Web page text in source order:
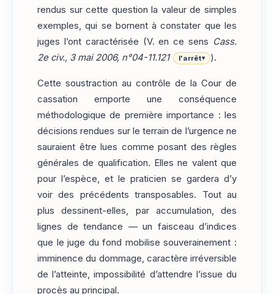
rendus sur cette question la valeur de simples
exemples, qui se bornent à constater que les
juges l’ont caractérisée (V. en ce sens Cass.
2e civ., 3 mai 2006, n°04-11.121
l'arrêt▾ ).
Cette soustraction au contrôle de la Cour de
cassation emporte une conséquence
méthodologique de première importance : les
décisions rendues sur le terrain de l’urgence ne
sauraient être lues comme posant des règles
générales de qualification. Elles ne valent que
pour l’espèce, et le praticien se gardera d’y
voir des précédents transposables. Tout au
plus dessinent-elles, par accumulation, des
lignes de tendance — un faisceau d’indices
que le juge du fond mobilise souverainement :
imminence du dommage, caractère irréversible
de l’atteinte, impossibilité d’attendre l’issue du
procès au principal.